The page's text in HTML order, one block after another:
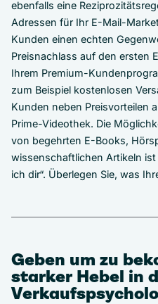
ebenfalls eine
Adressen für Ihr E-Mail-
Kunden einen echten
Preisnachlass auf den ersten
Ihrem Premium-
zum Beispiel kostenlosen
Kunden neben Preisvorteilen
Prime-Videothek. Die
von begehrten E-Books,
wissenschaftlichen Artikeln
ich dir“. Überlegen Sie, was
Geben um zu
starker Hebel in